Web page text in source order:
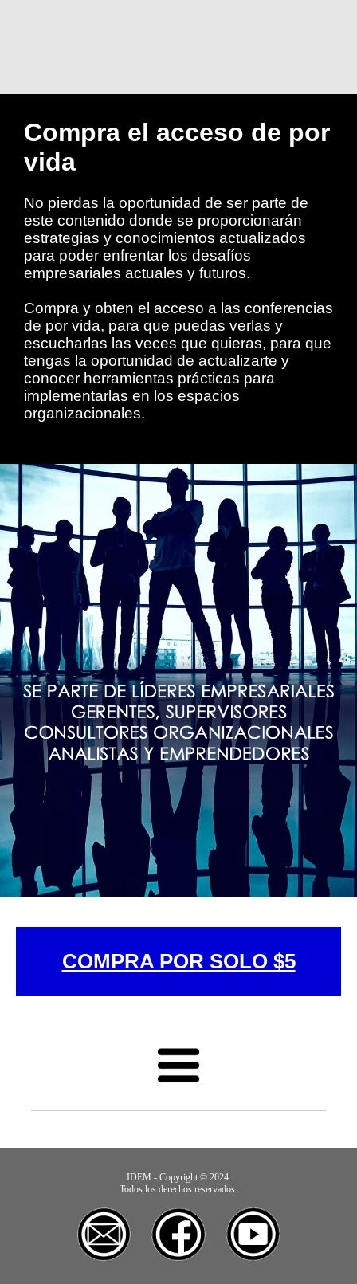
Compra el acceso de por
vida
No pierdas la oportunidad de ser parte de
este contenido donde se proporcionarán
estrategias y conocimientos actualizados
para poder enfrentar los desafíos
empresariales actuales y futuros.
Compra y obten el acceso a las conferencias
de por vida, para que puedas verlas y
escucharlas las veces que quieras, para que
tengas la oportunidad de actualizarte y
conocer herramientas prácticas para
implementarlas en los espacios
organizacionales.
COMPRA POR SOLO $5
IDEM - Copyright © 2024.
Todos los derechos reservados.